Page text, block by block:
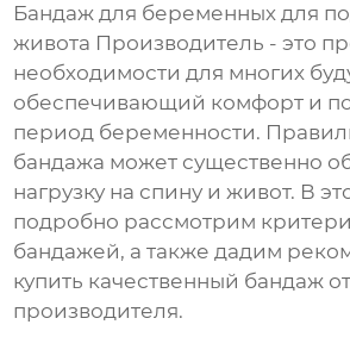
Бандаж для беременных для
живота Производитель - это
необходимости для многих
обеспечивающий комфорт и
период беременности.
бандажа может существенно
нагрузку на спину и живот. В
подробно рассмотрим
бандажей, а также дадим
купить качественный бандаж
производителя.